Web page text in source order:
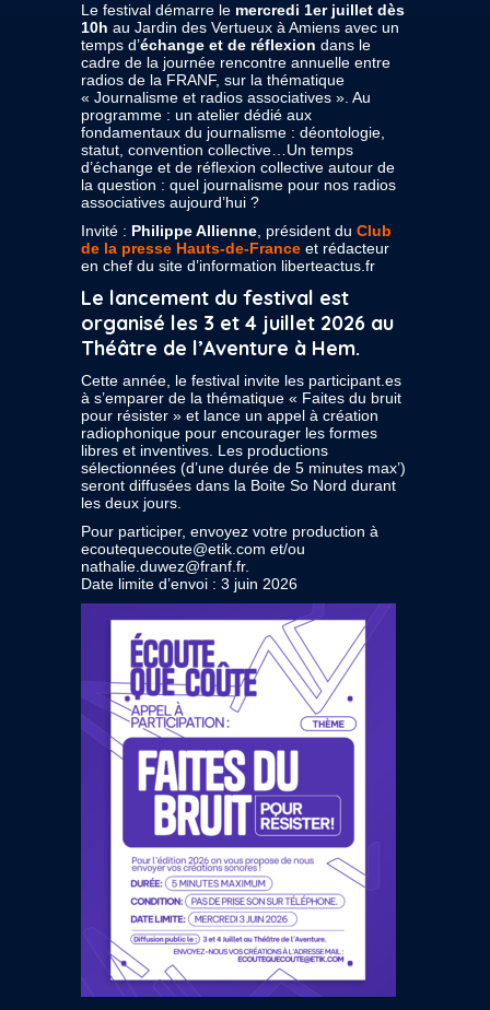
Le festival démarre le mercredi 1er juillet dès
10h au Jardin des Vertueux à Amiens avec un
temps d’échange et de réflexion dans le
cadre de la journée rencontre annuelle entre
radios de la FRANF, sur la thématique
« Journalisme et radios associatives ». Au
programme : un atelier dédié aux
fondamentaux du journalisme : déontologie,
statut, convention collective…Un temps
d’échange et de réflexion collective autour de
la question : quel journalisme pour nos radios
associatives aujourd’hui ?
Invité : Philippe Allienne, président du Club
de la presse Hauts-de-France et rédacteur
en chef du site d’information liberteactus.fr
Le lancement du festival est
organisé les 3 et 4 juillet 2026 au
Théâtre de l’Aventure à Hem.
Cette année, le festival invite les participant.es
à s’emparer de la thématique « Faites du bruit
pour résister » et lance un appel à création
radiophonique pour encourager les formes
libres et inventives. Les productions
sélectionnées (d’une durée de 5 minutes max’)
seront diffusées dans la Boite So Nord durant
les deux jours.
Pour participer, envoyez votre production à
ecoutequecoute@etik.com et/ou
nathalie.duwez@franf.fr.
Date limite d’envoi : 3 juin 2026